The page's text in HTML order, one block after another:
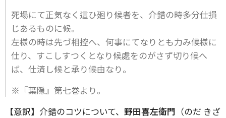
死場にて正気なく這ひ廻り候者を、介錯の時多分仕損
じあるものに候。
左様の時は先づ相控へ、何事にてなりとも力み候様に
仕り、すこしすつくとなり候處をのがさず切り候へ
ば、仕済し候と承り候由なり。
※『葉隠』第七巻より。
【意訳】介錯のコツについて、 野田喜左衛門 （のだ きざ